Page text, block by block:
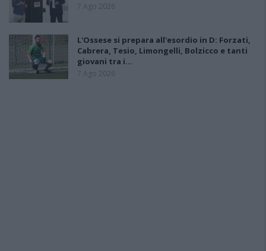
7 Ago 2026
L'Ossese si prepara all'esordio in D: Forzati,
Cabrera, Tesio, Limongelli, Bolzicco e tanti
giovani tra i…
7 Ago 2026